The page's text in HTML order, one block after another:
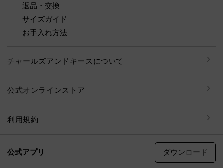
返品・交換
サイズガイド
お手入れ方法
チャールズアンドキースについて
公式オンラインストア
利用規約
公式アプリ ダウンロード